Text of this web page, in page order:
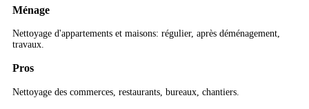
Ménage
Nettoyage d'appartements et maisons: régulier, après déménagement,
travaux.
Pros
Nettoyage des commerces, restaurants, bureaux, chantiers.